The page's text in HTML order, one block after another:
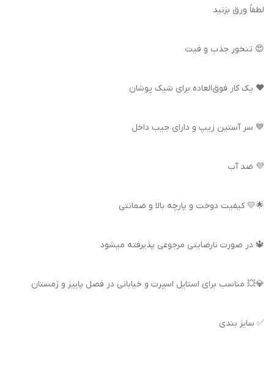
لطفاً ورق بزنید
😍 تنخور جذب و فیت
❤️ یک کار فوق‌العاده برای شیک پوشان
💙 سر آستین زیپ و دارای جیب داخل
💜 ضد آب
🌟💛 کیفیت دوخت و پارچه بالا و ضمانتی
🔱 در صورت نارضایتی مرجوعی پذیرفته میشود
💎💥 مناسب برای استایل اسپرت و خیابانی در فصل پاییز و زمستان
✅ سایز بندی